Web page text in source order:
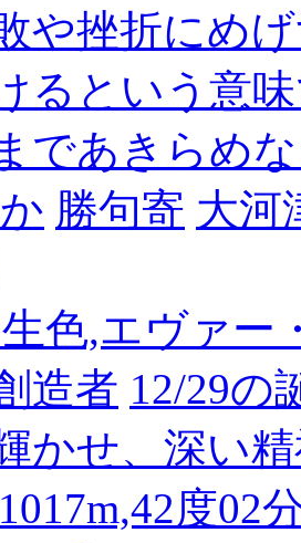
や挫折にめ
るという意
であきらめ
勝句寄 大河
色,エヴァ
造者 12/29の
かせ、深い
度02